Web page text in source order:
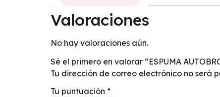
Valoraciones
No hay valoraciones aún.
Sé el primero en valorar “ESPUMA
Tu dirección de correo electrónico no será
Tu puntuación *